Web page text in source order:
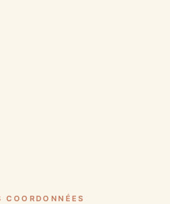
COORDONNÉES